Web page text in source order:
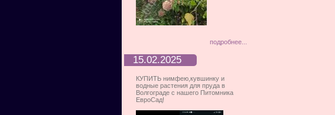
подробнее...
15.02.2025
КУПИТЬ нимфею,кувшинку и
водные растения для пруда в
Волгограде с нашего Питомника
ЕвроСад!